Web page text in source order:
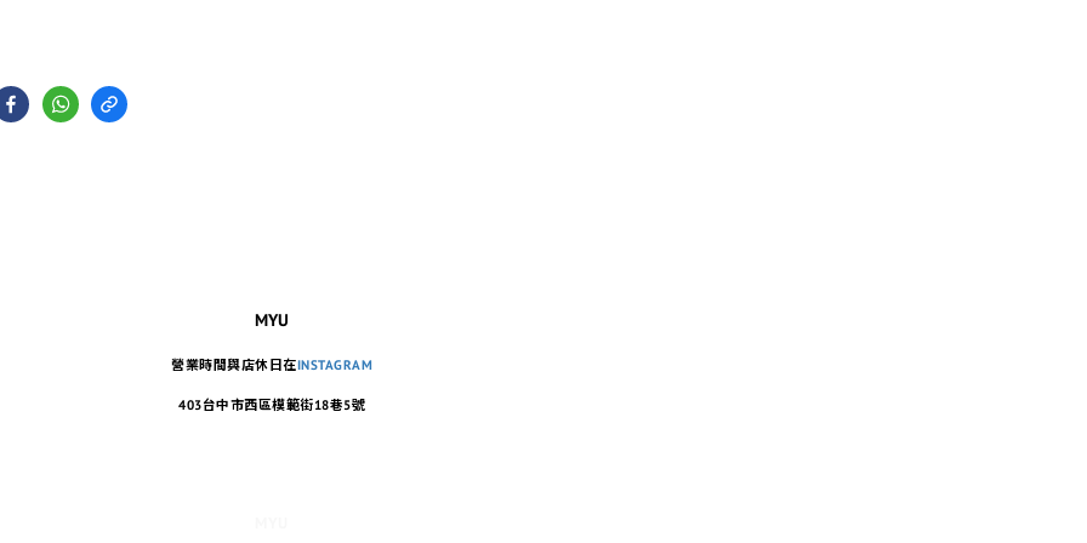
MYU
營業時間與店休日在INSTAGRAM
403台中市西區模範街18巷5號